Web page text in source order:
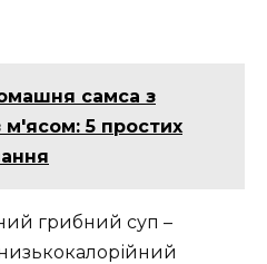
самса з
м'ясом: 5 простих
грибний суп –